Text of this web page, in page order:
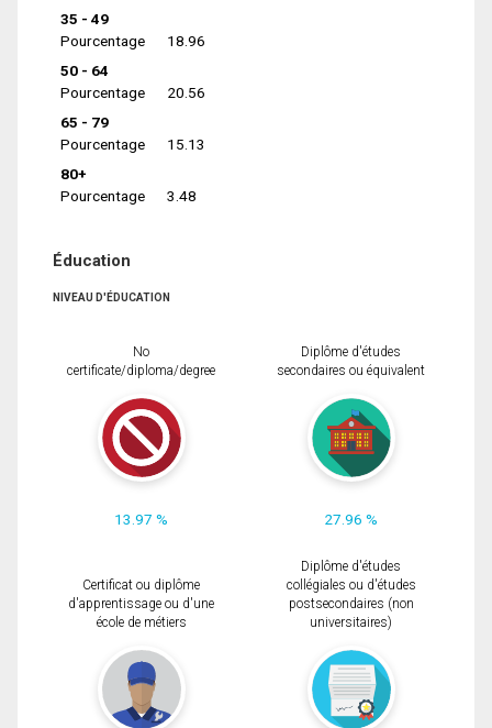
35 - 49
Pourcentage
18.96
50 - 64
Pourcentage
20.56
65 - 79
Pourcentage
15.13
80+
Pourcentage
3.48
Éducation
NIVEAU D'ÉDUCATION
No
certificate/diploma/degree
13.97 %
Diplôme d'études
secondaires ou équivalent
27.96 %
Certificat ou diplôme
d'apprentissage ou d'une
école de métiers
Diplôme d'études
collégiales ou d'études
postsecondaires (non
universitaires)